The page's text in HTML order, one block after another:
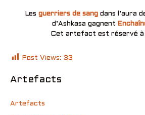
Les guerriers de sangdans l’aura
d’Ashkasa gagnent
Cet artefact est réservé à
Post Views: 33
Artefacts
Artefacts